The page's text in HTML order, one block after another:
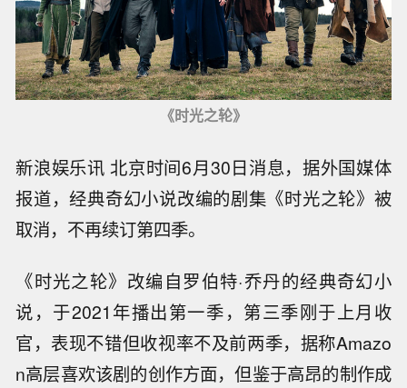
《时光之轮》
新浪娱乐讯 北京时间6月30日消息，据外国媒体
报道，经典奇幻小说改编的剧集《时光之轮》被
取消，不再续订第四季。
《时光之轮》改编自罗伯特·乔丹的经典奇幻小
说，于2021年播出第一季，第三季刚于上月收
官，表现不错但收视率不及前两季，据称Amazo
n高层喜欢该剧的创作方面，但鉴于高昂的制作成